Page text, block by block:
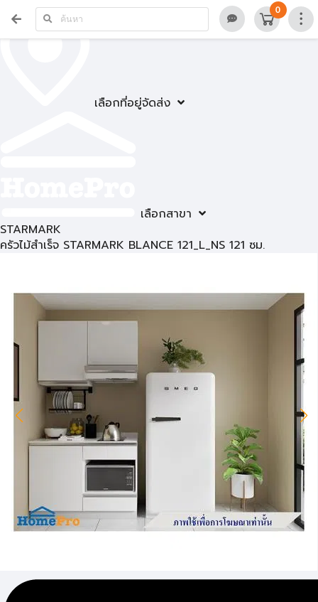
เลือกที่อยู่จัดส่ง
เลือกสาขา
0
STARMARK
ครัวไม้สำเร็จ STARMARK BLANCE 121_L_NS 121 ซม.